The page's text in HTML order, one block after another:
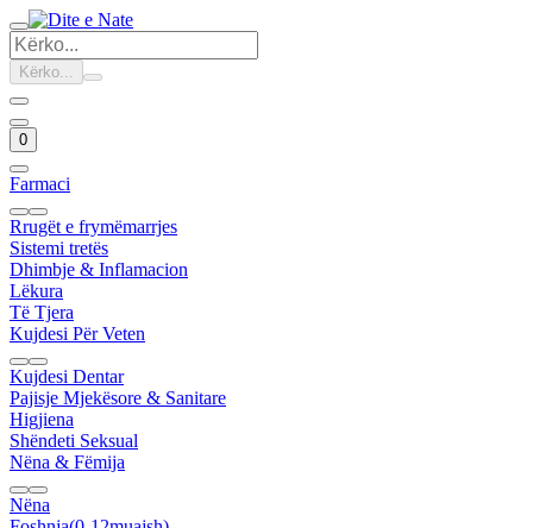
Kërko...
0
Farmaci
Rrugët e frymëmarrjes
Sistemi tretës
Dhimbje & Inflamacion
Lëkura
Të Tjera
Kujdesi Për Veten
Kujdesi Dentar
Pajisje Mjekësore & Sanitare
Higjiena
Shëndeti Seksual
Nëna & Fëmija
Nëna